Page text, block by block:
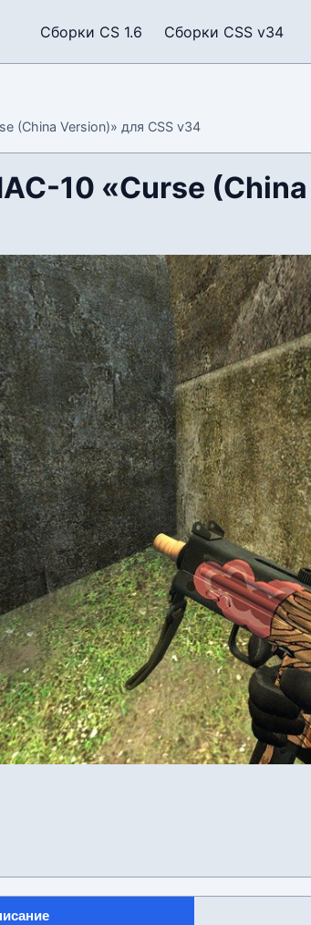
Сборки CS 1.6 Сборки CSS v34
(China Version)» для CSS v34
10 «Curse